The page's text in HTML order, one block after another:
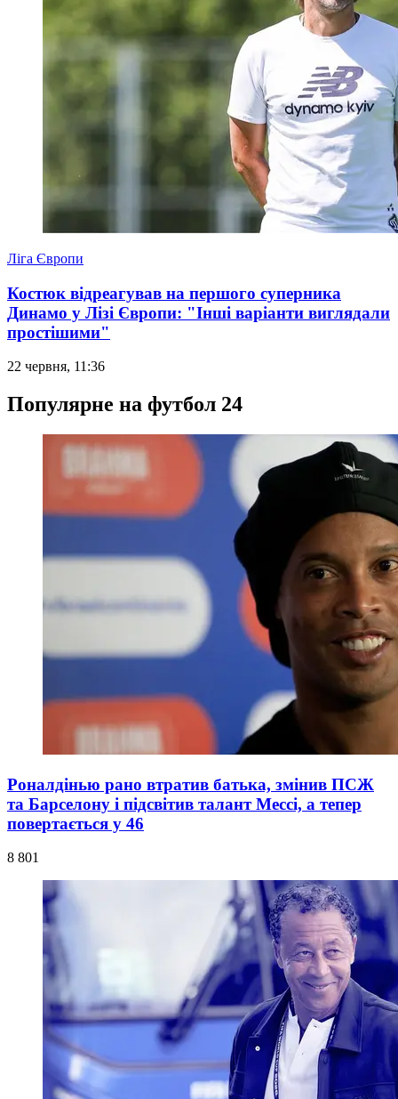
Ліга Європи
Костюк відреагував на першого суперника
Динамо у Лізі Європи: "Інші варіанти виглядали
простішими"
22 червня, 11:36
Популярне на футбол 24
Роналдінью рано втратив батька, змінив ПСЖ
та Барселону і підсвітив талант Мессі, а тепер
повертається у 46
8 801